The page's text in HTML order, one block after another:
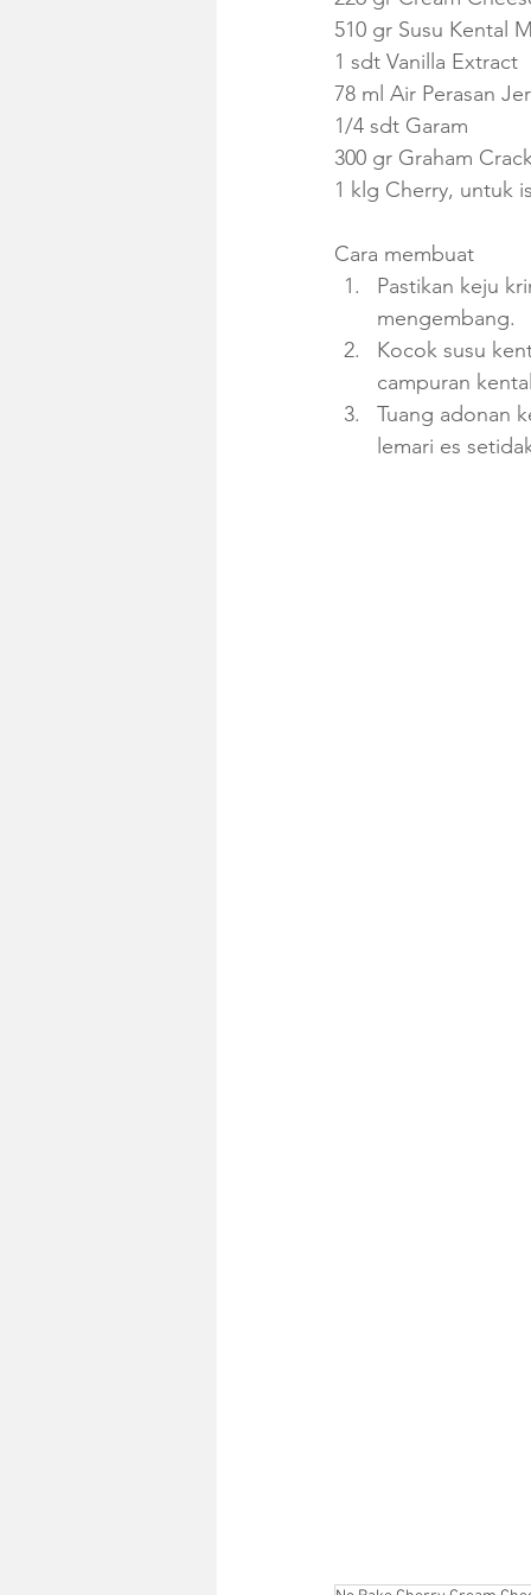
510 gr Susu Kental
1 sdt Vanilla Extract
78 ml Air Perasan
1/4 sdt Garam
300 gr Graham
1 klg Cherry, untuk
Cara membuat
Pastikan keju
mengembang.
Kocok susu
campuran
Tuang adonan
lemari es